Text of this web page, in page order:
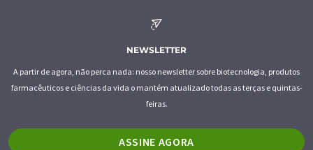
NEWSLETTER
A partir de agora, não perca nada: nosso newsletter sobre biotecnologia, produtos
farmacêuticos e ciências da vida o mantém atualizado todas as terças e quintas-
feiras.
ASSINE AGORA